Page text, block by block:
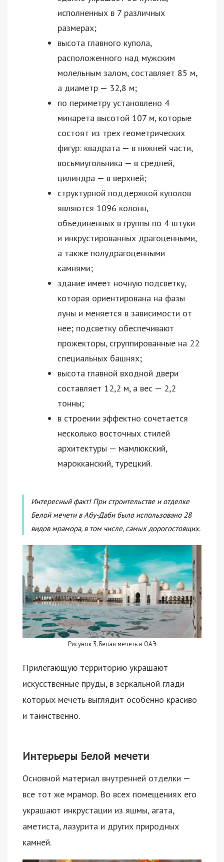
исполненных в 7 различных
размерах;
высота главного купола,
расположенного над мужским
молельным залом, составляет 85 м,
а диаметр — 32,8 м;
по периметру установлено 4
минарета высотой 107 м, которые
состоят из трех геометрических
фигур: квадрата — в нижней части,
восьмиугольника — в средней,
цилиндра — в верхней;
структурной поддержкой куполов
являются 1096 колонн,
объединенных в группы по 4 штуки
и инкрустированных драгоценными,
а также полудрагоценными
камнями;
здание имеет ночную подсветку,
которая ориентирована на фазы
луны и меняется в зависимости от
нее; подсветку обеспечивают
прожекторы, сгруппированные на 22
специальных башнях;
высота главной входной двери
составляет 12,2 м, а вес — 2,2
тонны;
в строении эффектно сочетается
несколько восточных стилей
архитектуры — мамлюкский,
марокканский, турецкий.
Интересный факт! При строительстве и отделке
Белой мечети в Абу-Даби было использовано 28
видов мрамора, в том числе, самых дорогостоящих.
Рисунок 3. Белая мечеть в ОАЭ
Прилегающую территорию украшают
искусственные пруды, в зеркальной глади
которых мечеть выглядит особенно красиво
и таинственно.
Интерьеры Белой мечети
Основной материал внутренней отделки —
все тот же мрамор. Во всех помещениях его
украшают инкрустации из яшмы, агата,
аметиста, лазурита и других природных
камней.